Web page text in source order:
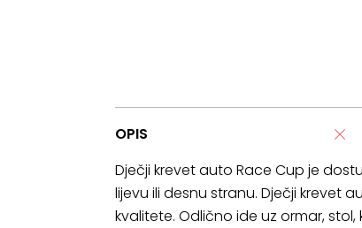
OPIS
Dječji krevet auto Race Cup je
lijevu ili desnu stranu. Dječji krevet
kvalitete. Odlično ide uz ormar,